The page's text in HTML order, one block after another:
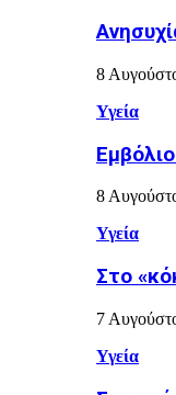
8
Υγεία
8
Υγεία
Στο
7
Υγεία